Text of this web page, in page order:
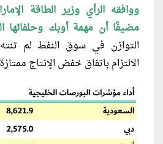
ووافقه الرأي وزير الطاقة
مضيفًا أن مهمة أوبك وحلفائها
التوازن في سوق النفط لم
الالتزام باتفاق خفض الإنتاج